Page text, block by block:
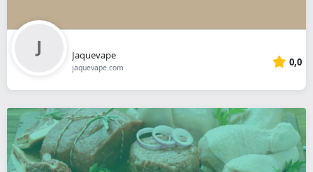
Jaquevape
jaquevape.com 0,0